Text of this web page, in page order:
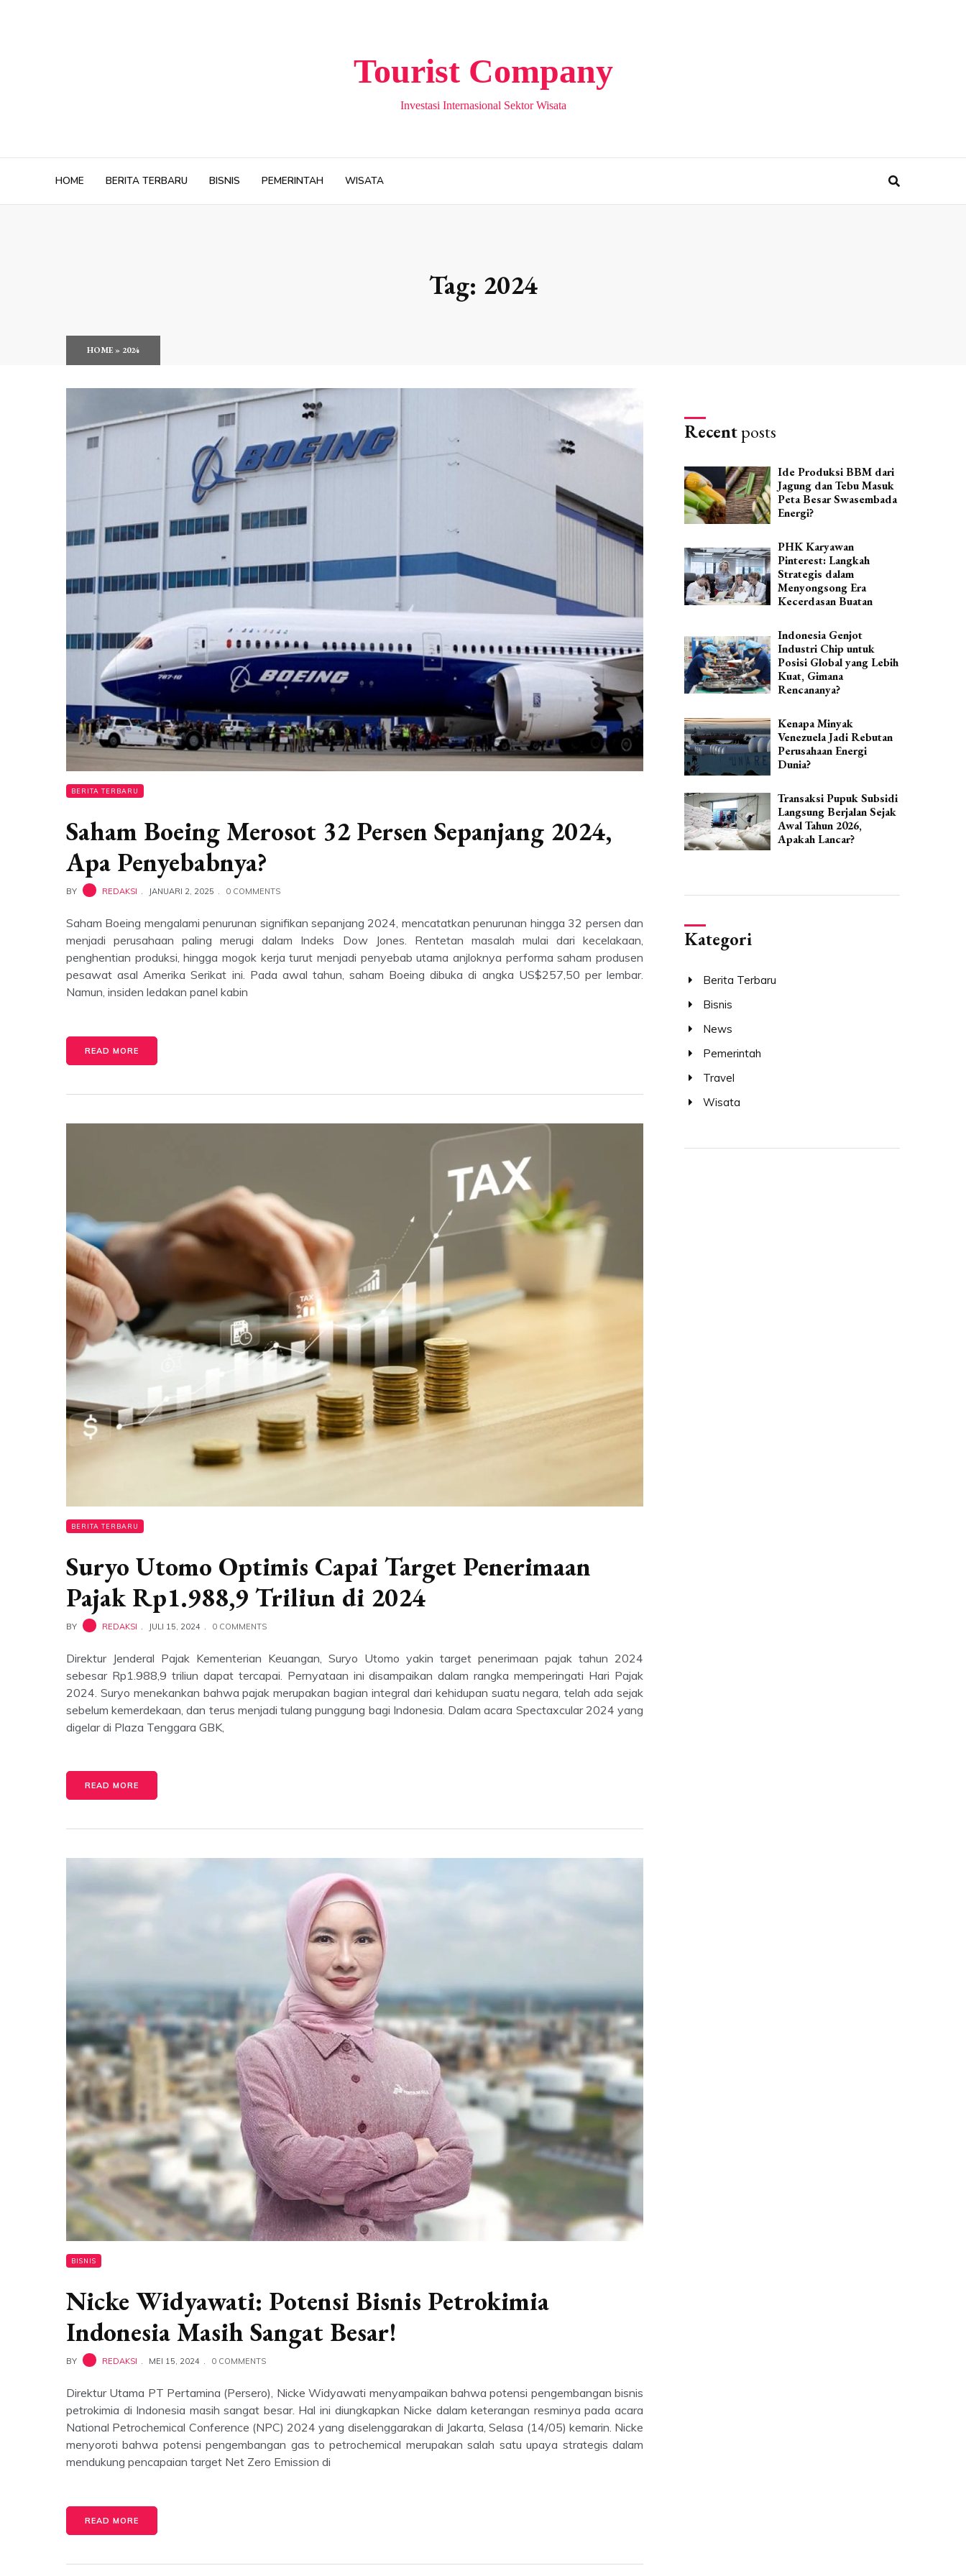
Tourist Company
Investasi Internasional Sektor Wisata
HOME BERITA TERBARU BISNIS PEMERINTAH WISATA
Tag: 2024
HOME» 2024
BERITA TERBARU
Saham Boeing Merosot 32 Persen Sepanjang 2024,
Apa Penyebabnya?
BY REDAKSI JANUARI 2, 2025 0 COMMENTS
Saham Boeing mengalami penurunan signifikan sepanjang 2024, mencatatkan penurunan hingga 32 persen dan
menjadi perusahaan paling merugi dalam Indeks Dow Jones. Rentetan masalah mulai dari kecelakaan,
penghentian produksi, hingga mogok kerja turut menjadi penyebab utama anjloknya performa saham produsen
pesawat asal Amerika Serikat ini. Pada awal tahun, saham Boeing dibuka di angka US$257,50 per lembar.
Namun, insiden ledakan panel kabin
READ MORE
BERITA TERBARU
Suryo Utomo Optimis Capai Target Penerimaan
Pajak Rp1.988,9 Triliun di 2024
BY REDAKSI JULI 15, 2024 0 COMMENTS
Direktur Jenderal Pajak Kementerian Keuangan, Suryo Utomo yakin target penerimaan pajak tahun 2024
sebesar Rp1.988,9 triliun dapat tercapai. Pernyataan ini disampaikan dalam rangka memperingati Hari Pajak
2024. Suryo menekankan bahwa pajak merupakan bagian integral dari kehidupan suatu negara, telah ada sejak
sebelum kemerdekaan, dan terus menjadi tulang punggung bagi Indonesia. Dalam acara Spectaxcular 2024 yang
digelar di Plaza Tenggara GBK,
READ MORE
BISNIS
Nicke Widyawati: Potensi Bisnis Petrokimia
Indonesia Masih Sangat Besar!
BY REDAKSI MEI 15, 2024 0 COMMENTS
Direktur Utama PT Pertamina (Persero), Nicke Widyawati menyampaikan bahwa potensi pengembangan bisnis
petrokimia di Indonesia masih sangat besar. Hal ini diungkapkan Nicke dalam keterangan resminya pada acara
National Petrochemical Conference (NPC) 2024 yang diselenggarakan di Jakarta, Selasa (14/05) kemarin. Nicke
menyoroti bahwa potensi pengembangan gas to petrochemical merupakan salah satu upaya strategis dalam
mendukung pencapaian target Net Zero Emission di
READ MORE
Recentposts
Ide Produksi BBM dari
Jagung dan Tebu Masuk
Peta Besar Swasembada
Energi?
PHK Karyawan
Pinterest: Langkah
Strategis dalam
Menyongsong Era
Kecerdasan Buatan
Indonesia Genjot
Industri Chip untuk
Posisi Global yang Lebih
Kuat, Gimana
Rencananya?
Kenapa Minyak
Venezuela Jadi Rebutan
Perusahaan Energi
Dunia?
Transaksi Pupuk Subsidi
Langsung Berjalan Sejak
Awal Tahun 2026,
Apakah Lancar?
Kategori
Berita Terbaru
Bisnis
News
Pemerintah
Travel
Wisata